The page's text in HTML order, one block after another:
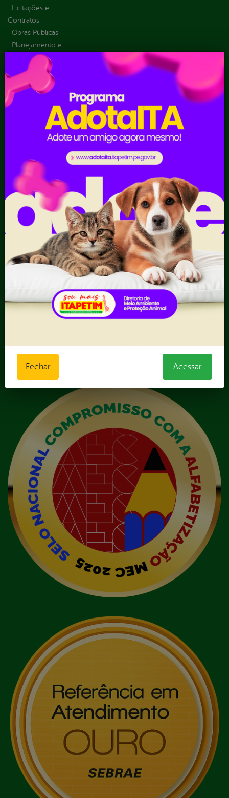
Licitações e
Contratos
Obras Públicas
Planejamento e
Prestação de Contas
Receitas
Recursos Humanos
Ouvidoria
Acompanhar uma
Manifestação
Competências da Ouvidoria
Fazer uma Manifestação
Informações Importantes
Relatórios Anuais
Portal Transporte
Escolar
Contratos
Despesas
Registro de Fornecedor -
Forma Indireta
II - Anexo II - Ficha de
Registro de Fornecedor -
Forma direta
III - Anexo III - Planilha
Orçamentária das Rotas
IV - Rotas georreferenciadas
em execução
Licitações
Termos Aditivos
V - Boletins de medição,
de pagamento
VI - Relação de veículos
próprios, contendo
Fechar Acessar